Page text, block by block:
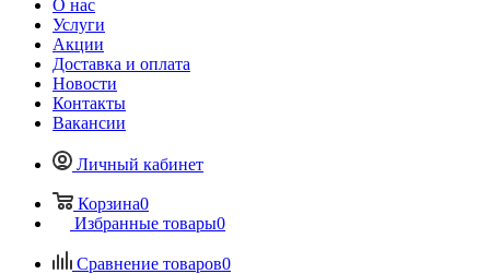
О нас
Услуги
Акции
Доставка и оплата
Новости
Контакты
Вакансии
Личный кабинет
Корзина0
Избранные товары0
Сравнение товаров0